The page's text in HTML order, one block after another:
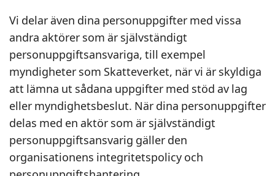
Vi delar även dina personuppgifter med vissa
andra aktörer som är självständigt
personuppgiftsansvariga, till exempel
myndigheter som Skatteverket, när vi är skyldiga
att lämna ut sådana uppgifter med stöd av lag
eller myndighetsbeslut. När dina personuppgifter
delas med en aktör som är självständigt
personuppgiftsansvarig gäller den
organisationens integritetspolicy och